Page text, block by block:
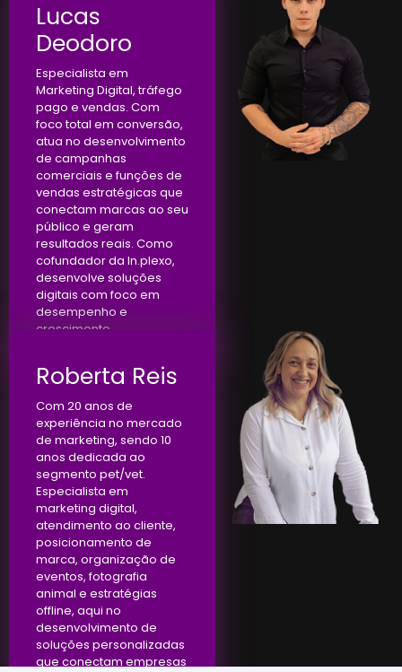
Lucas
Deodoro
Especialista em
Marketing Digital, tráfego
pago e vendas. Com
foco total em conversão,
atua no desenvolvimento
de campanhas
comerciais e funções de
vendas estratégicas que
conectam marcas ao seu
público e geram
resultados reais. Como
cofundador da In.plexo,
desenvolve soluções
digitais com foco em
desempenho e
crescimento.
Roberta Reis
Com 20 anos de
experiência no mercado
de marketing, sendo 10
anos dedicada ao
segmento pet/vet.
Especialista em
marketing digital,
atendimento ao cliente,
posicionamento de
marca, organização de
eventos, fotografia
animal e estratégias
offline, aqui no
desenvolvimento de
soluções personalizadas
que conectam empresas